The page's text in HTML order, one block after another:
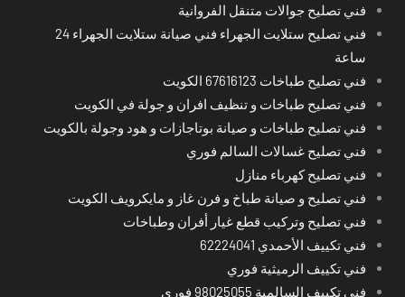
فني تصليح جوالات متنقل الفروانية
فني تصليح ستلايت الجهراء فني صيانة ستلايت الجهراء 24
ساعة
فني تصليح طباخات 67616123 الكويت
فني تصليح طباخات و تنظيف افران و جولة في الكويت
فني تصليح طباخات و صيانة بوتاجازات و هود وجولة بالكويت
فني تصليح غسالات السالم فوري
فني تصليح كهرباء منازل
فني تصليح و صيانة طباخ و فرن غاز و مايكرويف الكويت
فني تصليح وتركيب قطع غيار أفران وطباخات
فني تكييف الأحمدي 62224041
فني تكييف الرميثية فوري
فني تكييف السالمية 98025055 فوري